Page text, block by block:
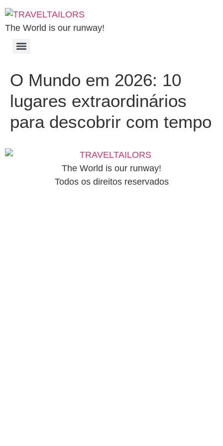
The World is our runway!
O Mundo em 2026: 10
lugares extraordinários
para descobrir com tempo
The World is our runway!
Todos os direitos reservados